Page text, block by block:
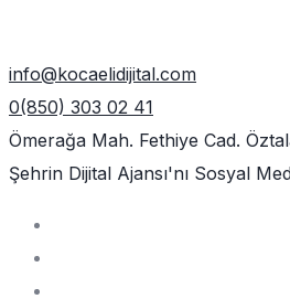
info@kocaelidijital.com
0(850) 303 02 41
Ömerağa Mah. Fethiye Cad.
Şehrin Dijital Ajansı'nı Sosyal